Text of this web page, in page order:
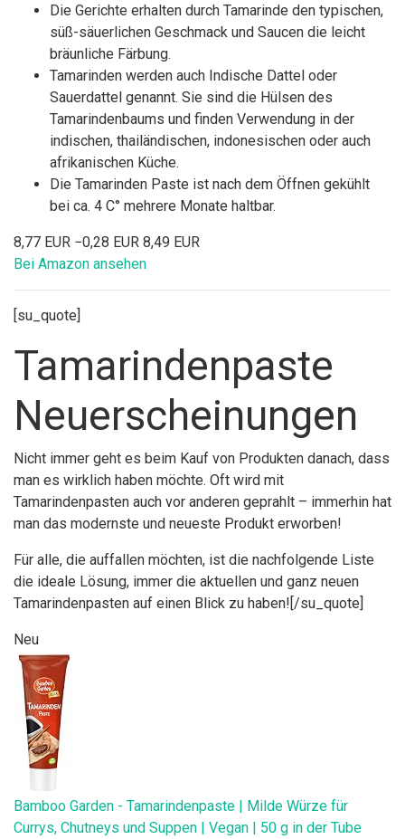
Die Gerichte erhalten durch Tamarinde den typischen,
süß-säuerlichen Geschmack und Saucen die leicht
bräunliche Färbung.
Tamarinden werden auch Indische Dattel oder
Sauerdattel genannt. Sie sind die Hülsen des
Tamarindenbaums und finden Verwendung in der
indischen, thailändischen, indonesischen oder auch
afrikanischen Küche.
Die Tamarinden Paste ist nach dem Öffnen gekühlt
bei ca. 4 C° mehrere Monate haltbar.
8,77 EUR −0,28 EUR 8,49 EUR
Bei Amazon ansehen
[su_quote]
Tamarindenpaste
Neuerscheinungen
Nicht immer geht es beim Kauf von Produkten danach, dass
man es wirklich haben möchte. Oft wird mit
Tamarindenpasten auch vor anderen geprahlt – immerhin hat
man das modernste und neueste Produkt erworben!
Für alle, die auffallen möchten, ist die nachfolgende Liste
die ideale Lösung, immer die aktuellen und ganz neuen
Tamarindenpasten auf einen Blick zu haben![/su_quote]
Neu
Bamboo Garden - Tamarindenpaste | Milde Würze für
Currys, Chutneys und Suppen | Vegan | 50 g in der Tube